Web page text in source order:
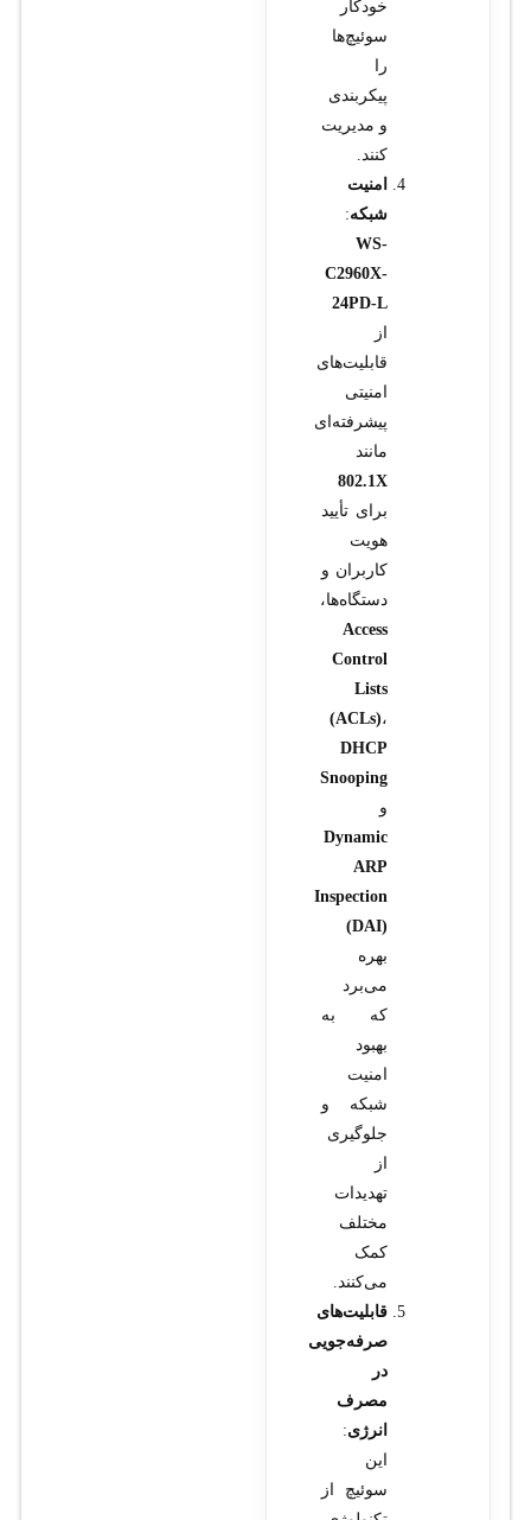
خودکار
سوئیچ‌ها
را
پیکربندی
و مدیریت
کنند.
امنیت
شبکه:
WS-
C2960X-
24PD-L
از
قابلیت‌های
امنیتی
پیشرفته‌ای
مانند
802.1X
برای تأیید
هویت
کاربران و
دستگاه‌ها،
Access
Control
Lists
(ACLs)،
DHCP
Snooping
و
Dynamic
ARP
Inspection
(DAI)
بهره
می‌برد
که به
بهبود
امنیت
شبکه و
جلوگیری
از
تهدیدات
مختلف
کمک
می‌کنند.
قابلیت‌های
صرفه‌جویی
در
مصرف
انرژی:
این
سوئیچ از